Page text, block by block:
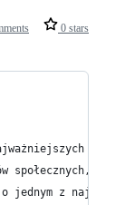
0 stars
z